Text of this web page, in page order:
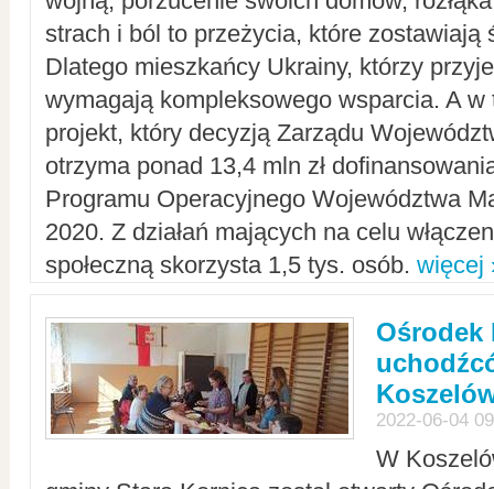
strach i ból to przeżycia, które zostawiają
Dlatego mieszkańcy Ukrainy, którzy
wymagają kompleksowego wsparcia. A w
projekt, który decyzją Zarządu
otrzyma ponad 13,4 mln zł
Programu Operacyjnego Województwa
2020. Z działań mających na celu
społeczną skorzysta 1,5 tys. osób. więcej
Ośrodek
2022-06-04
W